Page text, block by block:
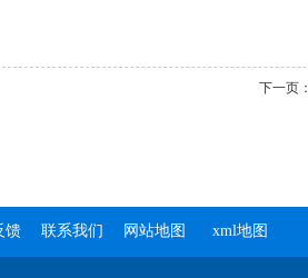
下一页：
馈 联系我们 网站地图 xml地图